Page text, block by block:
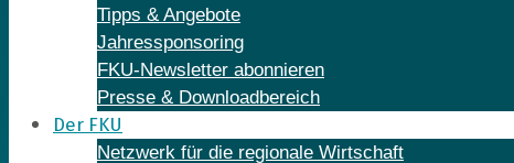
Tipps & Angebote
Jahressponsoring
FKU-Newsletter abonnieren
Presse & Downloadbereich
Der FKU
Netzwerk für die regionale Wirtschaft